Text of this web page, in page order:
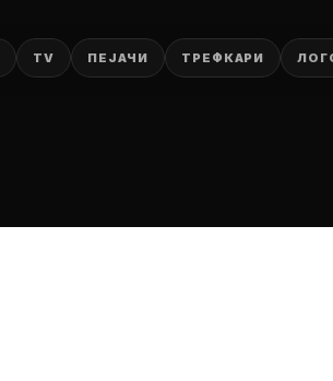
TV ПЕЈАЧИ ТРЕФКАРИ